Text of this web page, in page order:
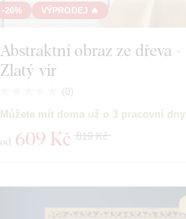
Sport
-26% VÝPRODEJ 🔥
Abstraktní obraz ze dřeva -
Zlatý vír
(0)
Můžete mít doma už o 3 pracovní dny
od 609 Kč 819 Kč